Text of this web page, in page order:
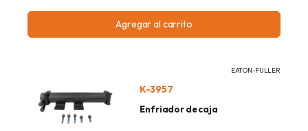
Agregar al carrito
EATON-FULLER
K-3957
Enfriador de caja